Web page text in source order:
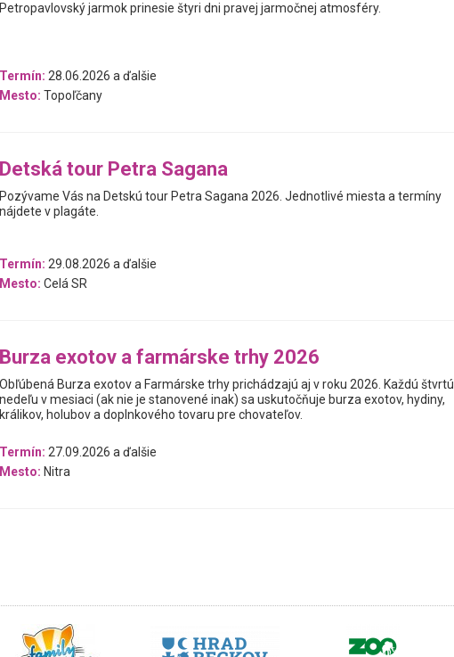
Petropavlovský jarmok prinesie štyri dni pravej jarmočnej atmosféry.
Termín: 28.06.2026 a ďalšie
Mesto: Topoľčany
Detská tour Petra Sagana
Pozývame Vás na Detskú tour Petra Sagana 2026. Jednotlivé miesta a termíny
nájdete v plagáte.
Termín: 29.08.2026 a ďalšie
Mesto: Celá SR
Burza exotov a farmárske trhy 2026
Obľúbená Burza exotov a Farmárske trhy prichádzajú aj v roku 2026. Každú štvrtú
nedeľu v mesiaci (ak nie je stanovené inak) sa uskutočňuje burza exotov, hydiny,
králikov, holubov a doplnkového tovaru pre chovateľov.
Termín: 27.09.2026 a ďalšie
Mesto: Nitra